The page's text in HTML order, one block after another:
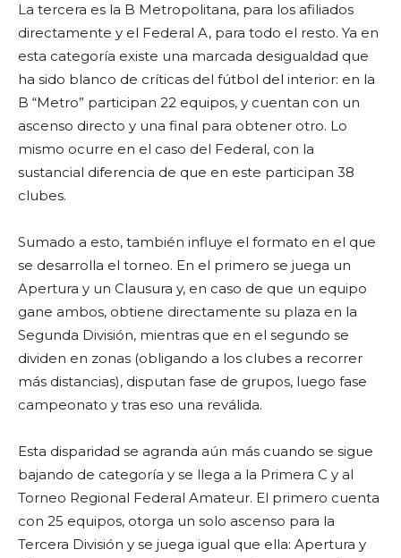
La tercera es la B Metropolitana, para los afiliados
directamente y el Federal A, para todo el resto. Ya en
esta categoría existe una marcada desigualdad que
ha sido blanco de críticas del fútbol del interior: en la
B “Metro” participan 22 equipos, y cuentan con un
ascenso directo y una final para obtener otro. Lo
mismo ocurre en el caso del Federal, con la
sustancial diferencia de que en este participan 38
clubes.
Sumado a esto, también influye el formato en el que
se desarrolla el torneo. En el primero se juega un
Apertura y un Clausura y, en caso de que un equipo
gane ambos, obtiene directamente su plaza en la
Segunda División, mientras que en el segundo se
dividen en zonas (obligando a los clubes a recorrer
más distancias), disputan fase de grupos, luego fase
campeonato y tras eso una reválida.
Esta disparidad se agranda aún más cuando se sigue
bajando de categoría y se llega a la Primera C y al
Torneo Regional Federal Amateur. El primero cuenta
con 25 equipos, otorga un solo ascenso para la
Tercera División y se juega igual que ella: Apertura y